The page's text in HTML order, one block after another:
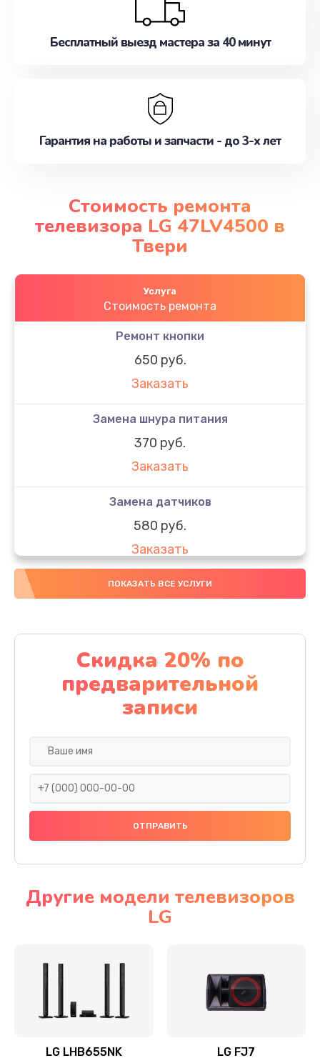
Бесплатный выезд мастера за 40 минут
Гарантия на работы и запчасти - до 3-х лет
Стоимость ремонта
телевизора LG 47LV4500 в
Твери
Услуга
Стоимость ремонта
Ремонт кнопки
650 руб.
Заказать
Замена шнура питания
370 руб.
Заказать
Замена датчиков
580 руб.
Заказать
Комплексная чистка
Заказать
Замена дисплея (экрана)
2000 руб.
Заказать
Ремонт платы электроники
Прошивка
Ремонт механики привода
Ремонт / замена кнопок, клавиш, индикаторов,
ПОКАЗАТЬ ВСЕ УСЛУГИ
Скидка 20% по
предварительной
записи
Другие модели телевизоров
LG
LG LHB655NK LG FJ7